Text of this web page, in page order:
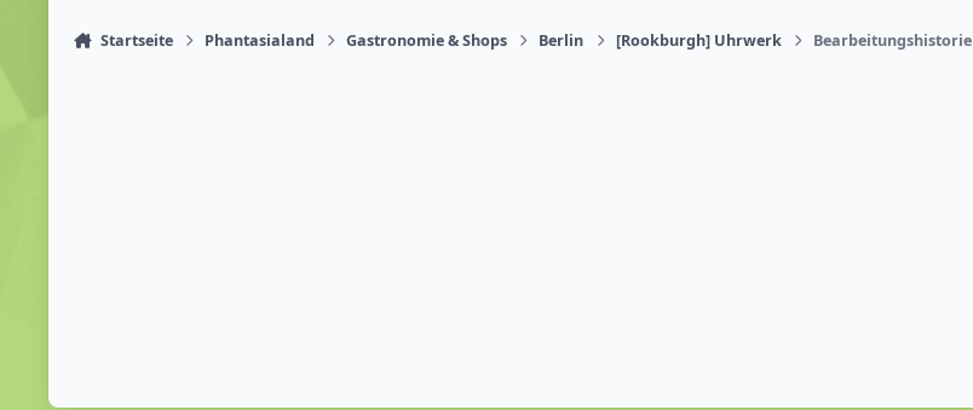
Startseite Phantasialand Gastronomie & Shops Berlin [Rookburgh] Uhrwerk Bearbeitungshistorie